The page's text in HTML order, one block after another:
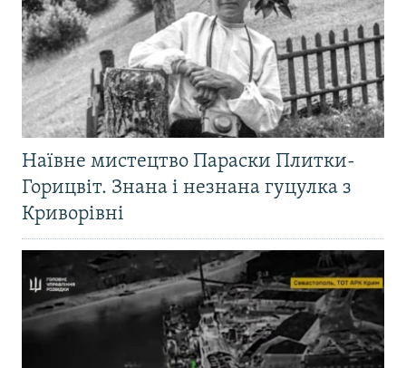
Наївне мистецтво Параски Плитки-
Горицвіт. Знана і незнана гуцулка з
Криворівні